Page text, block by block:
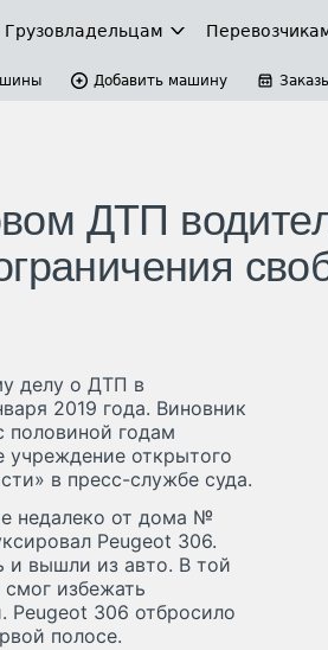
Грузовладельцам
Добавить машину
ДТП
делу о ДТП в
2019 года. Виновник
половиной годам
учреждение открытого
в пресс-службе суда.
недалеко от дома №
Peugeot 306.
и вышли из авто. В той
избежать
Peugeot 306 отбросило
полосе.